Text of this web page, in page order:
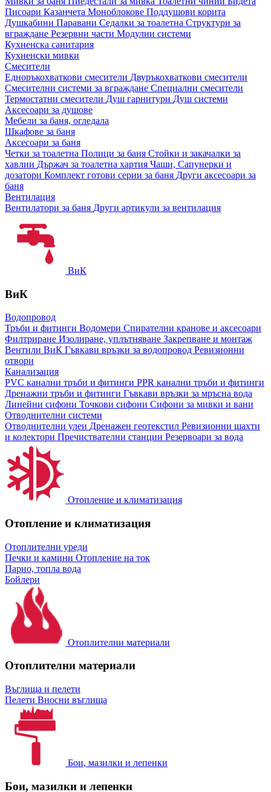
Писоари Казанчета Моноблокове Поддушови корита
Душкабини Паравани Седалки за тоалетна Структури за
вграждане Резервни части Модулни системи
Кухненска санитария
Кухненски мивки
Смесители
Едноръкохваткови смесители Двуръкохваткови смесители
Смесителни системи за вграждане Специални смесители
Термостатни смесители Душ гарнитури Душ системи
Аксесоари за душове
Мебели за баня, огледала
Шкафове за баня
Аксесоари за баня
Четки за тоалетна Полици за баня Стойки и закачалки за
хавлии Държач за тоалетна хартия Чаши, Сапунерки и
дозатори Комплект готови серии за баня Други аксесоари за
баня
Вентилация
Вентилатори за баня Други артикули за вентилация
ВиК
ВиК
Водопровод
Тръби и фитинги Водомери Спирателни кранове и аксесоари
Филтриране Изолиране, уплътняване Закрепване и монтаж
Вентили ВиК Гъвкави връзки за водопровод Ревизионни
отвори
Канализация
PVC канални тръби и фитинги PPR канални тръби и фитинги
Дренажни тръби и фитинги Гъвкави връзки за мръсна вода
Линейни сифони Точкови сифони Сифони за мивки и вани
Отводнителни системи
Отводнителни улеи Дренажен геотекстил Ревизионни шахти
и колектори Пречиствателни станции Резервоари за вода
Отопление и климатизация
Отопление и климатизация
Отоплителни уреди
Печки и камини Отопление на ток
Парно, топла вода
Бойлери
Отоплителни материали
Отоплителни материали
Въглища и пелети
Пелети Вносни въглища
Бои, мазилки и лепенки
Бои, мазилки и лепенки